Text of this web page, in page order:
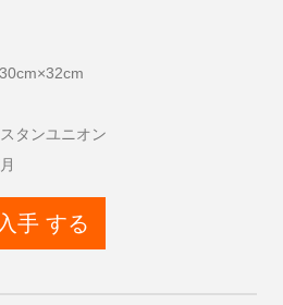
タンユニオン
手 する